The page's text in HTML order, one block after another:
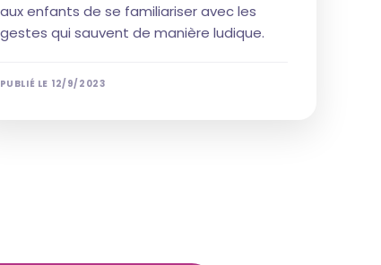
aux enfants de se familiariser avec les
gestes qui sauvent de manière ludique.
PUBLIÉ LE 12/9/2023